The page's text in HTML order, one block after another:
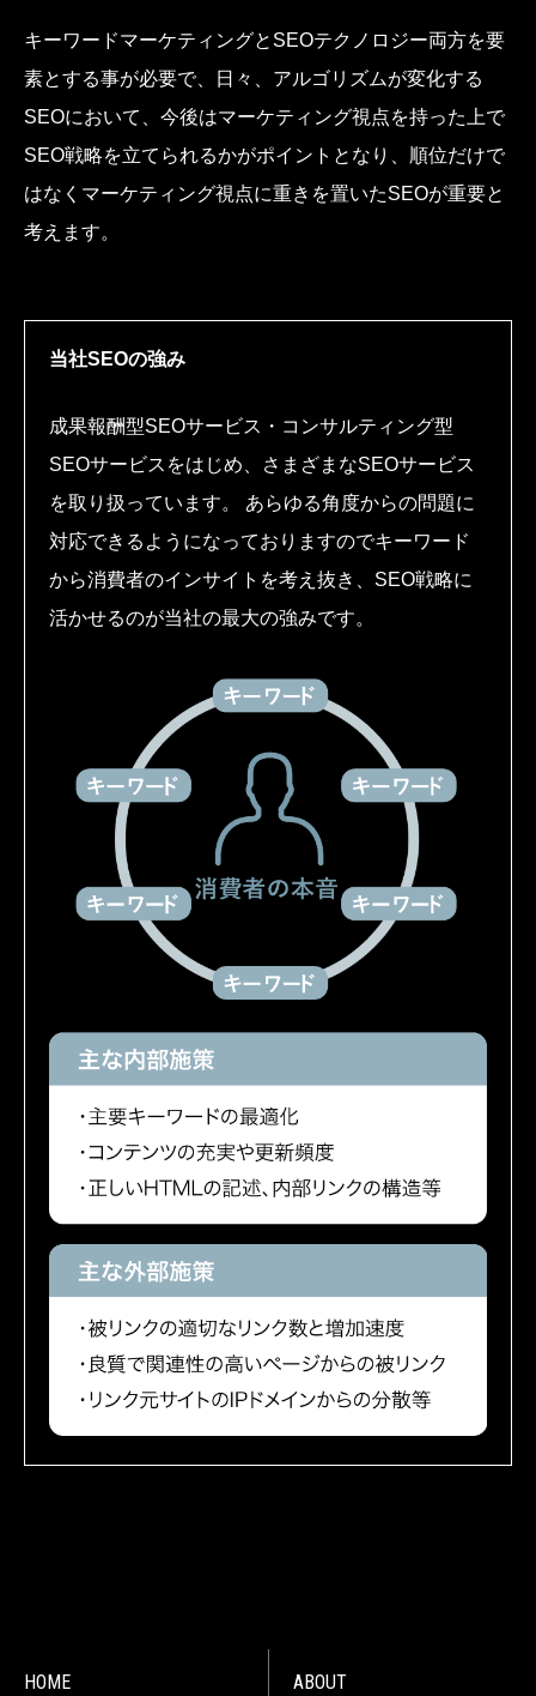
キーワードマーケティングとSEOテクノロジー両方を要
素とする事が必要で、日々、アルゴリズムが変化する
SEOにおいて、今後はマーケティング視点を持った上で
SEO戦略を立てられるかがポイントとなり、順位だけで
はなくマーケティング視点に重きを置いたSEOが重要と
考えます。
当社SEOの強み
成果報酬型SEOサービス・コンサルティング型
SEOサービスをはじめ、さまざまなSEOサービス
を取り扱っています。 あらゆる角度からの問題に
対応できるようになっておりますのでキーワード
から消費者のインサイトを考え抜き、SEO戦略に
活かせるのが当社の最大の強みです。
HOME ABOUT